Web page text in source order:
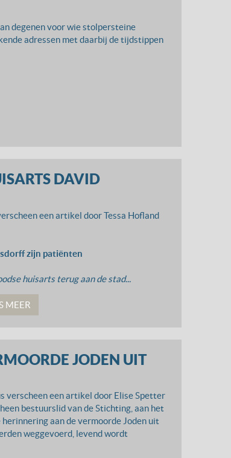
degenen voor wie stolpersteine
adressen met daarbij de tijdstippen
DAVID
een artikel door Tessa Hofland
zijn patiënten
huisarts terug aan de stad...
MEER
JODEN UIT
verscheen een artikel door Elise Spetter
bestuurslid van de Stichting, aan het
aan de vermoorde Joden uit
weggevoerd, levend wordt